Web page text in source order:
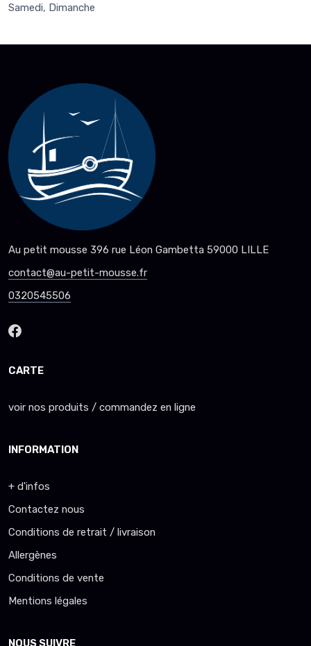
Samedi, Dimanche
Au petit mousse 396 rue Léon Gambetta 59000 LILLE
contact@au-petit-mousse.fr
0320545506
CARTE
voir nos produits / commandez en ligne
INFORMATION
+ d'infos
Contactez nous
Conditions de retrait / livraison
Allergènes
Conditions de vente
Mentions légales
NOUS SUIVRE